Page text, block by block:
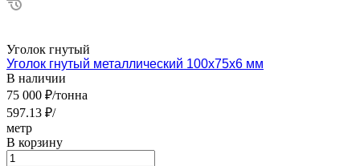
Уголок гнутый
Уголок гнутый металлический 100х75х6 мм
В наличии
75 000 ₽/тонна
597.13 ₽/
метр
В корзину